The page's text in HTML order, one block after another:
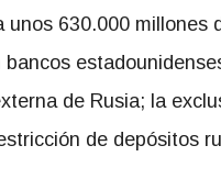
630.000 millones
de Rusia; la
de depósitos